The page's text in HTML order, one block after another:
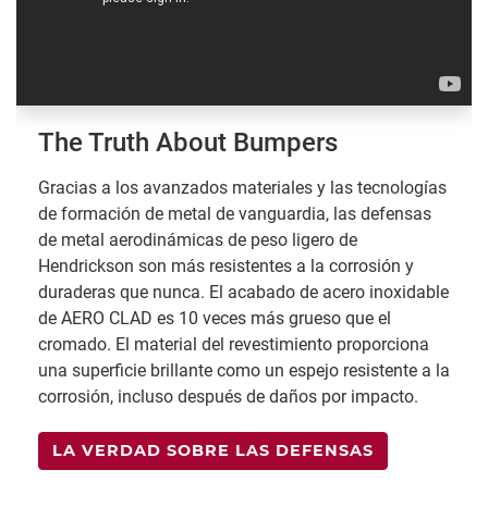
The Truth About Bumpers
Gracias a los avanzados materiales y las tecnologías
de formación de metal de vanguardia, las defensas
de metal aerodinámicas de peso ligero de
Hendrickson son más resistentes a la corrosión y
duraderas que nunca. El acabado de acero inoxidable
de AERO CLAD es 10 veces más grueso que el
cromado. El material del revestimiento proporciona
una superficie brillante como un espejo resistente a la
corrosión, incluso después de daños por impacto.
LA VERDAD SOBRE LAS DEFENSAS